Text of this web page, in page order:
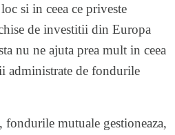
si in ceea ce priveste
de investitii din Europa
nu ne ajuta prea mult in ceea
administrate de fondurile
mutuale gestioneaza,